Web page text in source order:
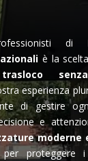
di
è la
trasloco
esperienza
di gestire
e
moderne
proteggere